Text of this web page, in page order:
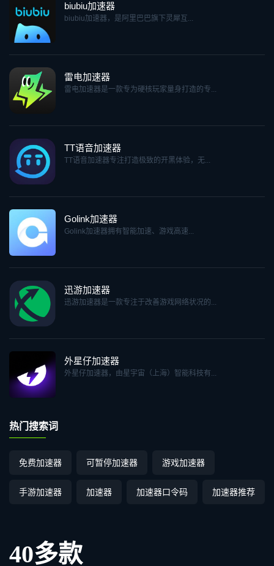
biubiu加速器
biubiu加速器，是阿里巴巴旗下灵犀互...
雷电加速器
雷电加速器是一款专为硬核玩家量身打造的专...
TT语音加速器
TT语音加速器专注打造极致的开黑体验，无...
Golink加速器
Golink加速器拥有智能加速、游戏高速...
迅游加速器
迅游加速器是一款专注于改善游戏网络状况的...
外星仔加速器
外星仔加速器，由星宇宙（上海）智能科技有...
热门搜索词
免费加速器 可暂停加速器 游戏加速器
手游加速器 加速器 加速器口令码 加速器推荐
40多款